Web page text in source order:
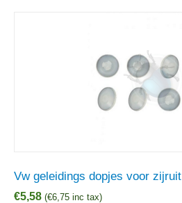
Vw geleidings dopjes voor
€5,58 (€6,75 inc tax)